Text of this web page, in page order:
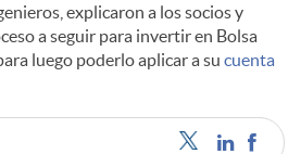
explicaron a los socios y
a seguir para invertir en Bolsa
luego poderlo aplicar a su cuenta